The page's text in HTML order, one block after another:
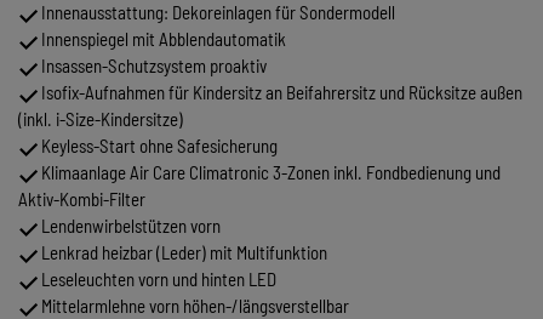
Innenausstattung: Dekoreinlagen für Sondermodell
Innenspiegel mit Abblendautomatik
Insassen-Schutzsystem proaktiv
Isofix-Aufnahmen für Kindersitz an Beifahrersitz und Rücksitze außen
(inkl. i-Size-Kindersitze)
Keyless-Start ohne Safesicherung
Klimaanlage Air Care Climatronic 3-Zonen inkl. Fondbedienung und
Aktiv-Kombi-Filter
Lendenwirbelstützen vorn
Lenkrad heizbar (Leder) mit Multifunktion
Leseleuchten vorn und hinten LED
Mittelarmlehne vorn höhen-/längsverstellbar